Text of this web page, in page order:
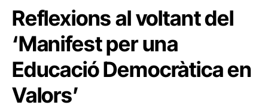
Reflexions al voltant del
‘Manifest per una
Educació Democràtica en
Valors’